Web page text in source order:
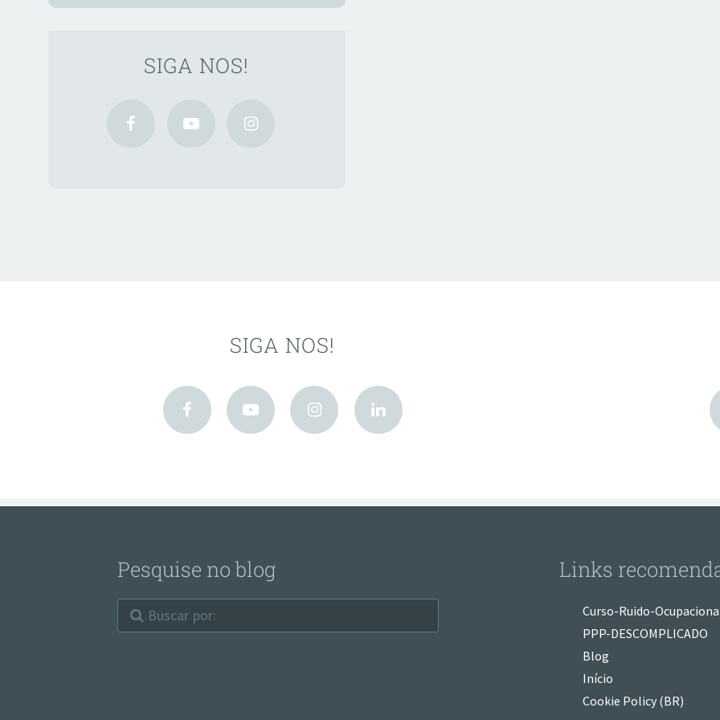
SIGA NOS!
SIGA NOS!
Pesquise no blog Links
Curso-Ruido-
PPP-DESCOMPLICADO
Blog
Início
Cookie Policy (BR)